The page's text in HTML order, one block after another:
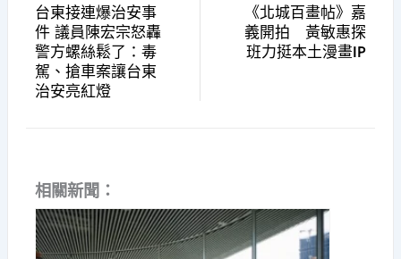
台東接連爆治安事
件 議員陳宏宗怒轟
警方螺絲鬆了：毒
駕、搶車案讓台東
治安亮紅燈
《北城百畫帖》嘉
義開拍 黃敏惠探
班力挺本土漫畫IP
相關新聞：